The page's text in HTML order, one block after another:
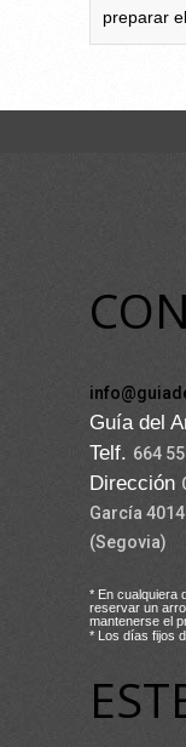
preparar
Guía del
Telf. 664
Dirección
García
(Segovia)
* En cualquiera
reservar un
mantenerse el
* Los días fijos